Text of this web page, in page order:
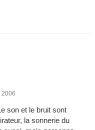
2006
son et le bruit sont
la sonnerie du